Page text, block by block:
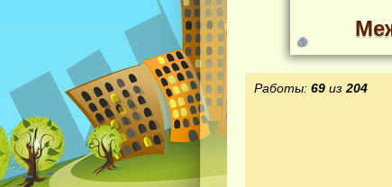
Работы: 69 из 204